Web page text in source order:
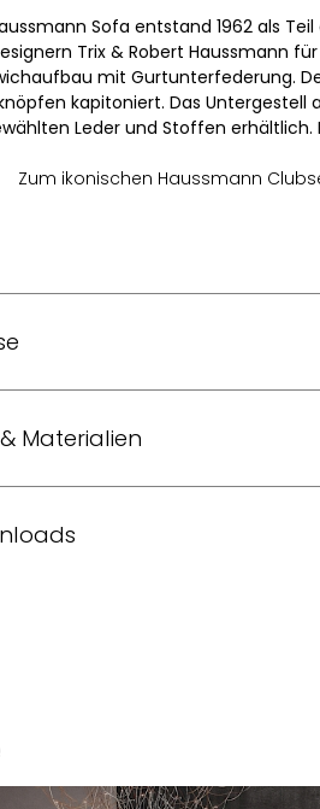
Sofa entstand 1962 als
Trix & Robert Haussmann
mit Gurtunterfederung.
kapitoniert. Das Untergestell
Leder und Stoffen erhältlich.
Zum ikonischen Haussmann
Materialien